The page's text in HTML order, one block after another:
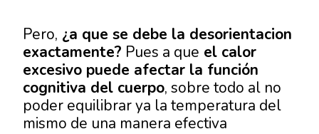
Pero, ¿a que se debe la desorientacion
exactamente? Pues a que el calor
excesivo puede afectar la función
cognitiva del cuerpo, sobre todo al no
poder equilibrar ya la temperatura del
mismo de una manera efectiva